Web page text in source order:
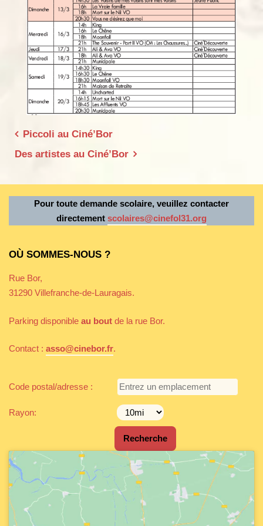
Navigation
de
Piccoli au Ciné’Bor
Des artistes au Ciné’Bor
Pour toute demande scolaire, veuillez contacter
directement scolaires@cinefol31.org
OÙ SOMMES-NOUS ?
Rue Bor,
31290 Villefranche-de-Lauragais.
Parking disponible au bout de la rue Bor.
Contact : asso@cinebor.fr.
Code postal/adresse :
Rayon: